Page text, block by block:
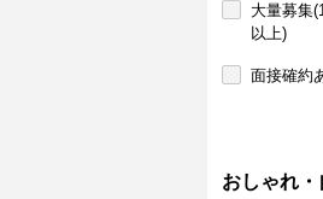
大量募集
以上)
面接確約
おしゃれ・